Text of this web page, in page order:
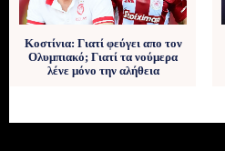
Κοστίνια: Γιατί φεύγει απο τον
Ολυμπιακό; Γιατί τα νούμερα
λένε μόνο την αλήθεια